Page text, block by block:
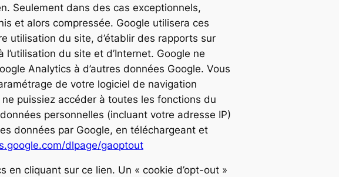
Seulement dans des cas exceptionnels,
et alors compressée. Google utilisera ces
utilisation du site, d’établir des rapports sur
du site et d’Internet. Google ne
Analytics à d’autres données Google. Vous
de votre logiciel de navigation
puissiez accéder à toutes les fonctions du
personnelles (incluant votre adresse IP)
données par Google, en téléchargeant et
dlpage/gaoptout
en cliquant sur ce lien. Un « cookie d’opt-out »